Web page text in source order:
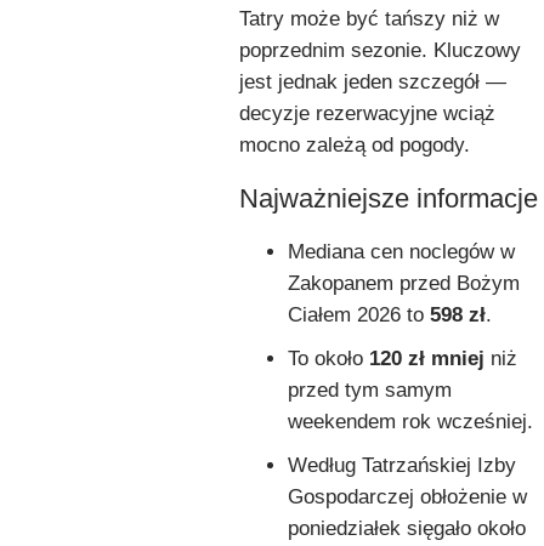
Tatry może być tańszy niż w
poprzednim sezonie. Kluczowy
jest jednak jeden szczegół —
decyzje rezerwacyjne wciąż
mocno zależą od pogody.
Najważniejsze informacje
Mediana cen noclegów w
Zakopanem przed Bożym
Ciałem 2026 to 598 zł.
To około 120 zł mniej niż
przed tym samym
weekendem rok wcześniej.
Według Tatrzańskiej Izby
Gospodarczej obłożenie w
poniedziałek sięgało około